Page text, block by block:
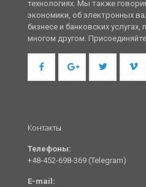
технологиях. Мы также
экономики, об электронных
бизнесе и банковских услугах,
многом другом.
Контакты
Телефоны:
+48-452-698-369 (Telegram)
E-mail: